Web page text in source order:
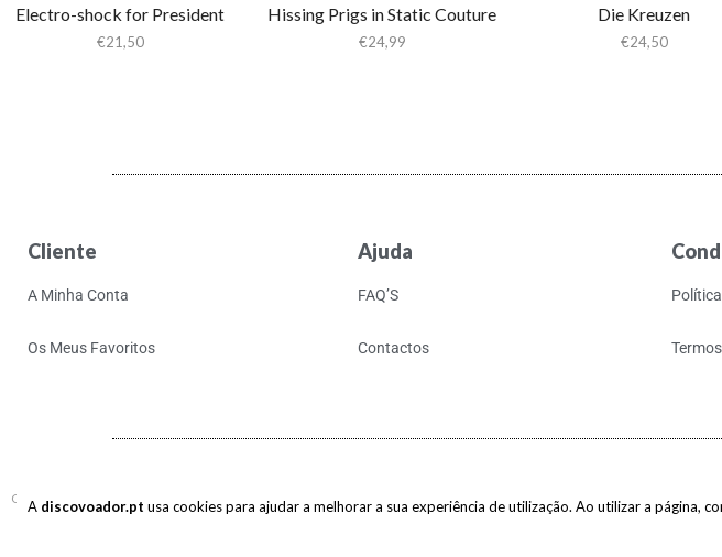
Electro-shock for President
€21,50
Hissing Prigs in Static Couture
€24,99
Die Kreuzen
€24,50
A discovoador.pt usa cookies para ajudar a melhorar a sua experiência de utilização. Ao utilizar a página,
Cliente
A Minha Conta
Os Meus Favoritos
Ajuda
FAQ’S
Contactos
Copyright © 2017-2026 discovoador. Todos os direitos reservados.